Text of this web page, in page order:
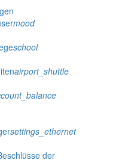
mood
school
airport_shuttle
settings_ethernet
der